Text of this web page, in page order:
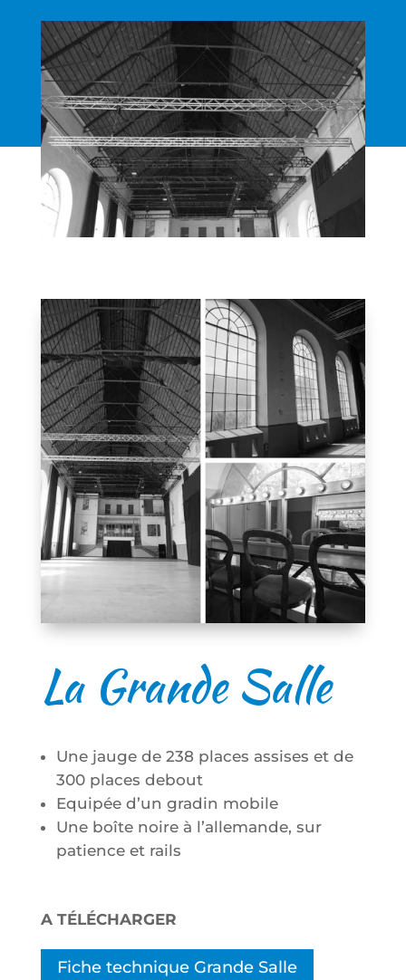
La Grande Salle
Une jauge de 238 places assises et de
300 places debout
Equipée d’un gradin mobile
Une boîte noire à l’allemande, sur
patience et rails
A TÉLÉCHARGER
Fiche technique Grande Salle